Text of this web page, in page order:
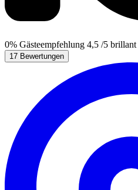
0% Gästeempfehlung 4,5 /5 brillant
17 Bewertungen